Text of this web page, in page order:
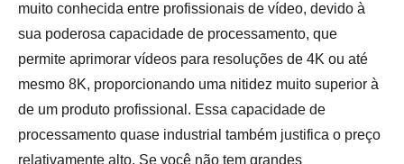
muito conhecida entre profissionais de vídeo, devido à
sua poderosa capacidade de processamento, que
permite aprimorar vídeos para resoluções de 4K ou até
mesmo 8K, proporcionando uma nitidez muito superior à
de um produto profissional. Essa capacidade de
processamento quase industrial também justifica o preço
relativamente alto. Se você não tem grandes